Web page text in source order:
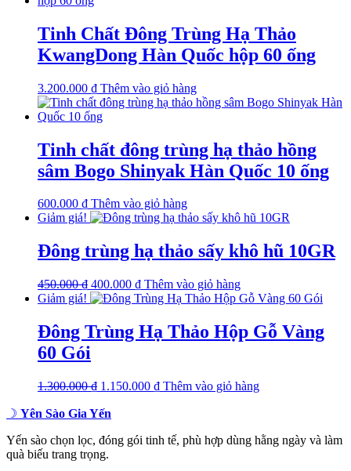
Tinh Chất Đông Trùng Hạ Thảo
KwangDong Hàn Quốc hộp 60 ống
3.200.000 ₫ Thêm vào giỏ hàng
Tinh chất đông trùng hạ thảo hồng
sâm Bogo Shinyak Hàn Quốc 10 ống
600.000 ₫ Thêm vào giỏ hàng
Giảm giá!
Đông trùng hạ thảo sấy khô hũ 10GR
450.000₫ Giá
gốc
450.000 ₫.
400.000 ₫Giá
hiện
là:
400.000 ₫.
Thêm vào giỏ hàng
Giảm giá!
Đông Trùng Hạ Thảo Hộp Gỗ Vàng
60 Gói
1.300.000₫ Giá
là:
1.150.000 ₫Giá
1.150.000 ₫.
Thêm vào giỏ hàng
☽ Yên Sào Gia Yến
Yến sào chọn lọc, đóng gói tinh tế, phù hợp dùng hằng ngày và làm
quà biếu trang trọng.